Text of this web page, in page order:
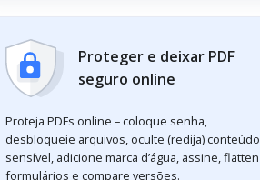
Proteger e deixar PDF
seguro online
Proteja PDFs online – coloque senha,
desbloqueie arquivos, oculte (redija) conteúdo
sensível, adicione marca d’água, assine, flatten
formulários e compare versões.